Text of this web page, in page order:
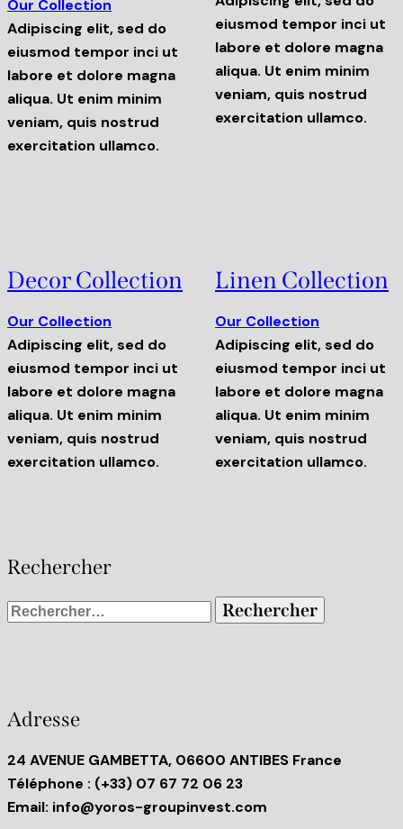
Our Collection
Adipiscing elit, sed do
eiusmod tempor inci ut
labore et dolore magna
aliqua. Ut enim minim
veniam, quis nostrud
exercitation ullamco.
eiusmod tempor inci ut
labore et dolore magna
aliqua. Ut enim minim
veniam, quis nostrud
exercitation ullamco.
Decor Collection
Our Collection
Adipiscing elit, sed do
eiusmod tempor inci ut
labore et dolore magna
aliqua. Ut enim minim
veniam, quis nostrud
exercitation ullamco.
Linen Collection
Our Collection
Adipiscing elit, sed do
eiusmod tempor inci ut
labore et dolore magna
aliqua. Ut enim minim
veniam, quis nostrud
exercitation ullamco.
Rechercher
Adresse
24 AVENUE GAMBETTA, 06600 ANTIBES France
Téléphone : (+33) 07 67 72 06 23
Email: info@yoros-groupinvest.com